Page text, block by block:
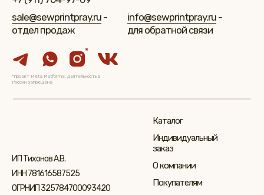
sale@sewprintpray.ru -
отдел продаж
ИП Тихонов А.В.
ИНН 781616587525
О компании
Индивидуальный
заказ
Каталог
Покупателям
ОГРНИП 325784700093420
*проект Meta Platforms, деятельность в
России запрещена
*
info@sewprintpray.ru -
для обратной связи